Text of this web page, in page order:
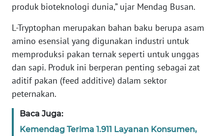
produk bioteknologi dunia,” ujar Mendag Busan.
L-Tryptophan merupakan bahan baku berupa asam
amino esensial yang digunakan industri untuk
memproduksi pakan ternak seperti untuk unggas
dan sapi. Produk ini berperan penting sebagai zat
aditif pakan (feed additive) dalam sektor
peternakan.
Baca Juga:
Kemendag Terima 1.911 Layanan Konsumen,
WN
JABAR
WN
BANTEN
NTT